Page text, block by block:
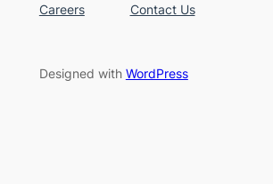
Careers
Contact Us
Designed with WordPress